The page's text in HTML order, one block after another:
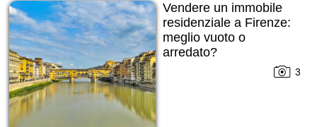
Vendere un immobile
residenziale a Firenze:
meglio vuoto o
arredato?
3